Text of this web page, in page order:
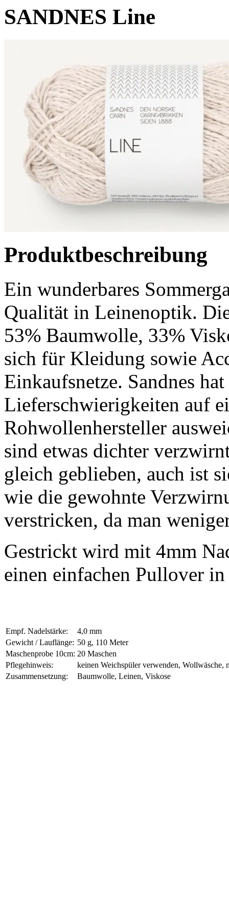
SANDNES Line
Produktbeschreibung
Ein wunderbares
Qualität in Leinenoptik.
53% Baumwolle, 33%
sich für Kleidung sowie
Einkaufsnetze. Sandnes
Lieferschwierigkeiten auf
Rohwollenhersteller
sind etwas dichter
gleich geblieben, auch ist
wie die gewohnte
verstricken, da man
Gestrickt wird mit 4mm
einen einfachen Pullover
Empf. Nadelstärke:
4,0 mm
Gewicht / Lauflänge: 50 g, 110 Meter
Maschenprobe 10cm: 20 Maschen
Pflegehinweis:
keinen Weichspüler verwenden, Wollwäsche,
Zusammensetzung:
Baumwolle, Leinen, Viskose